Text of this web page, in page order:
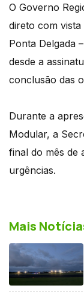
O Governo
direto com
Ponta Delgada
desde a
conclusão das
Durante a
Modular, a
final do mês de
urgências.
Mais